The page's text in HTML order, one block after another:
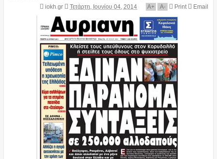
iokh.gr Τετάρτη, Ιουνίου 04, 2014 A+ A- Print Email